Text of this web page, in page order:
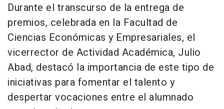
Durante el transcurso de la entrega de
premios, celebrada en la Facultad de
Ciencias Económicas y Empresariales, el
vicerrector de Actividad Académica, Julio
Abad, destacó la importancia de este tipo de
iniciativas para fomentar el talento y
despertar vocaciones entre el alumnado